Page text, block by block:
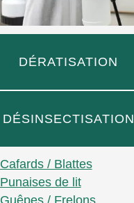
DÉRATISATION
DÉSINSECTISATION
Cafards / Blattes
Punaises de lit
Guêpes / Frelons